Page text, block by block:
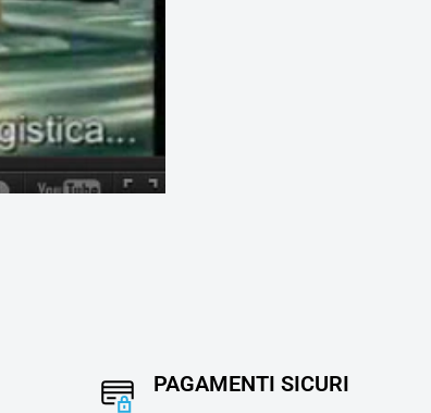
PAGAMENTI SICURI